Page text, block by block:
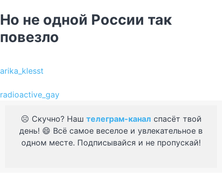
Но не одной России так
повезло
arika_klesst
radioactive_gay
☹️ Скучно? Наш телеграм-канал спасёт твой
день! 😄 Всё самое веселое и увлекательное в
одном месте. Подписывайся и не пропускай!